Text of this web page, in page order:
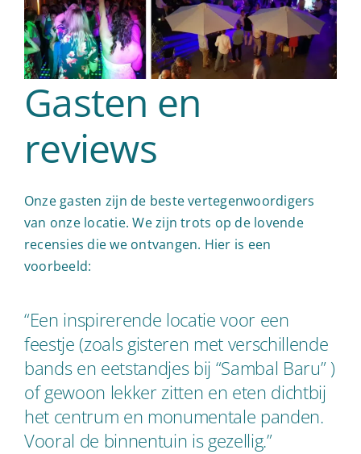
Gasten en
reviews
Onze gasten zijn de beste vertegenwoordigers
van onze locatie. We zijn trots op de lovende
recensies die we ontvangen. Hier is een
voorbeeld:
“Een inspirerende locatie voor een
feestje (zoals gisteren met verschillende
bands en eetstandjes bij “Sambal Baru” )
of gewoon lekker zitten en eten dichtbij
het centrum en monumentale panden.
Vooral de binnentuin is gezellig.”